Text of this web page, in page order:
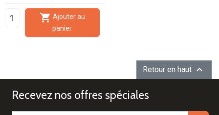

panier
Retour en haut 
Recevez nos offres spéciales